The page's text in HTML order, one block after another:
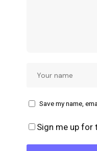
Save my name,
Sign me up for